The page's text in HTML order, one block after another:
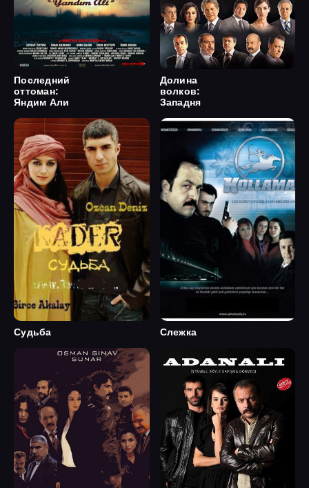
Последний
оттоман:
Яндим Али
Долина
волков:
Западня
Судьба Слежка